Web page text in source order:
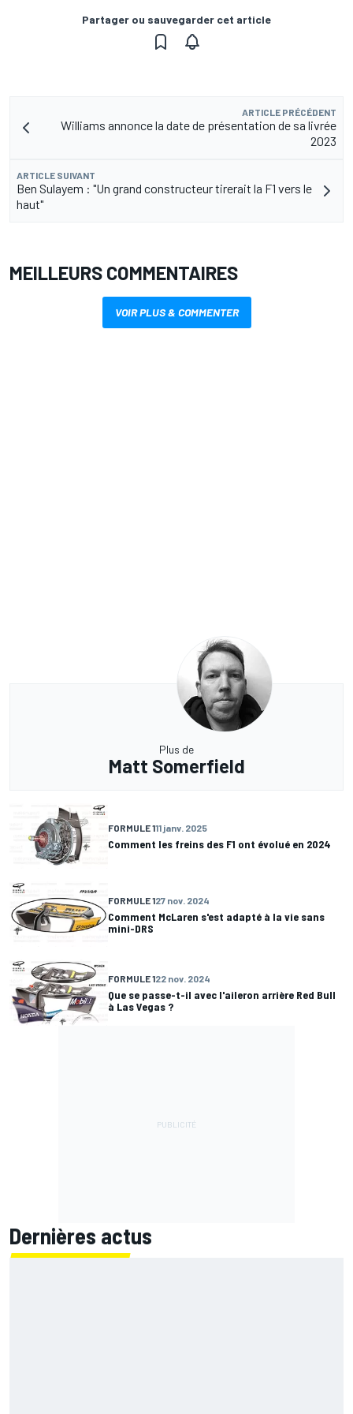
Partager ou sauvegarder cet article
ARTICLE PRÉCÉDENT
Williams annonce la date de présentation de sa livrée
2023
ARTICLE SUIVANT
Ben Sulayem : "Un grand constructeur tirerait la F1 vers le
haut"
MEILLEURS COMMENTAIRES
VOIR PLUS & COMMENTER
Plus de
Matt Somerfield
FORMULE 111 janv. 2025
Comment les freins des F1 ont évolué en 2024
FORMULE 127 nov. 2024
Comment McLaren s'est adapté à la vie sans
mini-DRS
FORMULE 122 nov. 2024
Que se passe-t-il avec l'aileron arrière Red Bull
à Las Vegas ?
Dernières actus